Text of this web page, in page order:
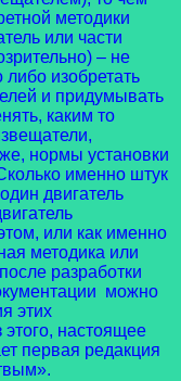
методики
или части
– не
изобретать
и придумывать
каким то
нормы установки
именно штук
двигатель
или как именно
методика или
разработки
можно
этих
настоящее
первая редакция